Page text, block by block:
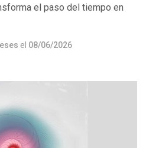
el paso del tiempo en
el 08/06/2026